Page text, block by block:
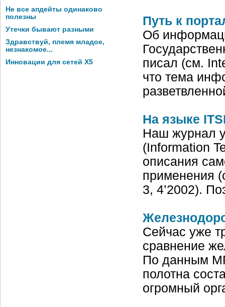
Не все апдейты одинаково
полезны
Утечки бывают разными
Здравствуй, племя младое,
незнакомое...
Инновации для сетей X5
Путь к
Об
писал (см.
что тема
На языке
Наш журнал
(Information
описания
применения
3, 4’2002).
Сейчас уже
сравнение
По данным
полотна
огромный